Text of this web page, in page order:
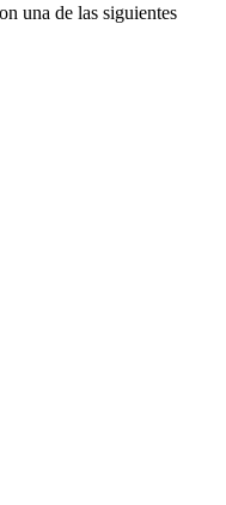
una de las siguientes